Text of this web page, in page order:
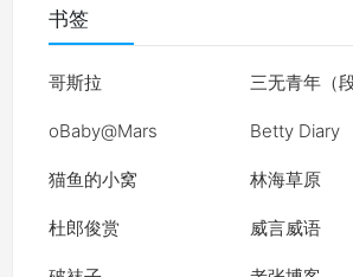
书签
哥斯拉 三无青年（
oBaby@Mars Betty Diary
猫鱼的小窝 林海草原
杜郎俊赏 威言威语